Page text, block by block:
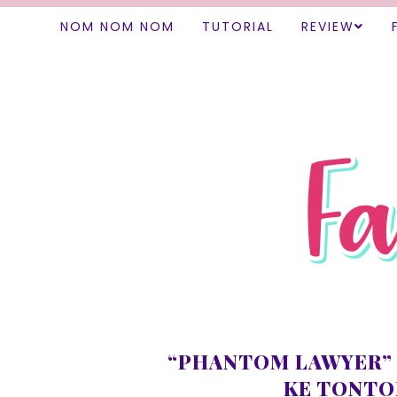
NOM NOM NOM TUTORIAL REVIEW
“PHANTOM
KE